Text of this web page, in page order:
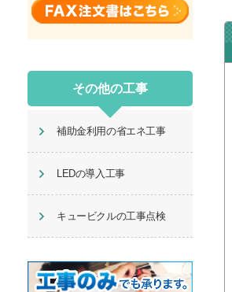
その他の工事
補助金利用の省エネ工事
LEDの導入工事
キュービクルの工事点検